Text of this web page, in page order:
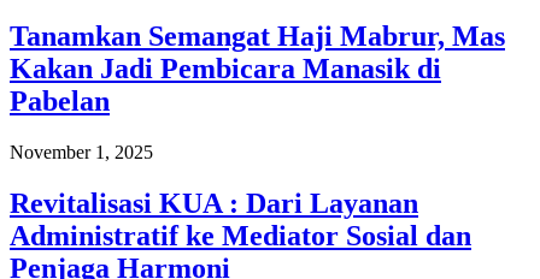
Tanamkan Semangat Haji Mabrur, Mas
Kakan Jadi Pembicara Manasik di
Pabelan
November 1, 2025
Revitalisasi KUA : Dari Layanan
Administratif ke Mediator Sosial dan
Penjaga Harmoni